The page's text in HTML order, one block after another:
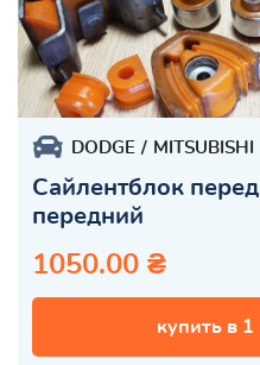
DODGE MITSUBISHI
Сайлентблок
передний
1050.00 ₴
купить в 1